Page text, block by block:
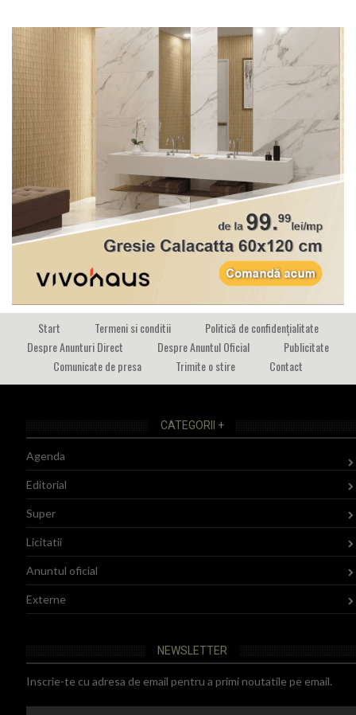
Start Termeni si conditii
Politică de confidențialitate
Despre Anunturi Direct
Despre Anuntul Oficial
Publicitate
Comunicate de presa
Trimite o stire Contact
CATEGORII +
Agenda
Editorial
Super
Licitatii
Anuntul oficial
Externe
NEWSLETTER
Inscrie-te cu adresa de email pentru a primi noutatile pe email.